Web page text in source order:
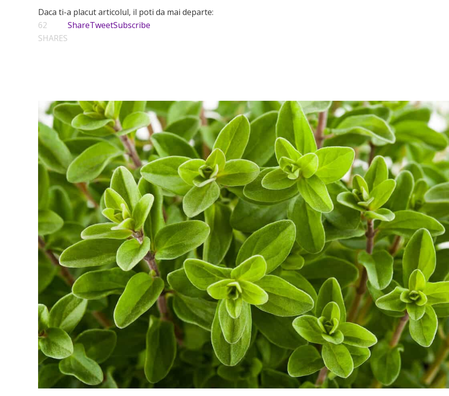
Daca ti-a placut articolul, il poti da mai departe:
62
SHARES
ShareTweetSubscribe